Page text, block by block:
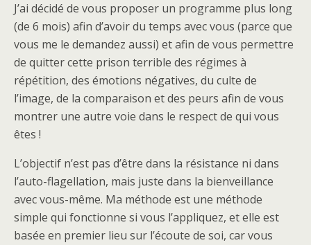
J’ai décidé de vous proposer un programme plus long
(de 6 mois) afin d’avoir du temps avec vous (parce que
vous me le demandez aussi) et afin de vous permettre
de quitter cette prison terrible des régimes à
répétition, des émotions négatives, du culte de
l’image, de la comparaison et des peurs afin de vous
montrer une autre voie dans le respect de qui vous
êtes !
L’objectif n’est pas d’être dans la résistance ni dans
l’auto-flagellation, mais juste dans la bienveillance
avec vous-même. Ma méthode est une méthode
simple qui fonctionne si vous l’appliquez, et elle est
basée en premier lieu sur l’écoute de soi, car vous